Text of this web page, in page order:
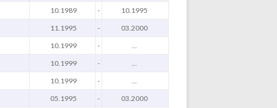
10.1989 - 10.1995
11.1995 - 03.2000
10.1999 -
10.1999 -
10.1999 -
05.1995 - 03.2000